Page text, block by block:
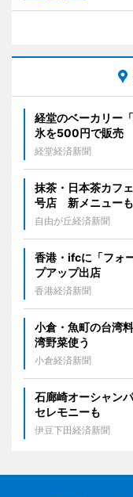
経堂のベーカリー
氷を500円で販売
経堂経済新聞
抹茶・日本茶カフ
号店 新メニューも
自由が丘経済新聞
香港・ifcに「フォ
プアップ出店
香港経済新聞
小倉・魚町の台湾
湾野菜使う
小倉経済新聞
石廊崎オーシャン
セレモニーも
伊豆下田経済新聞